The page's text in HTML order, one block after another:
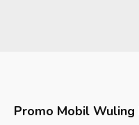
Promo Mobil Wuling